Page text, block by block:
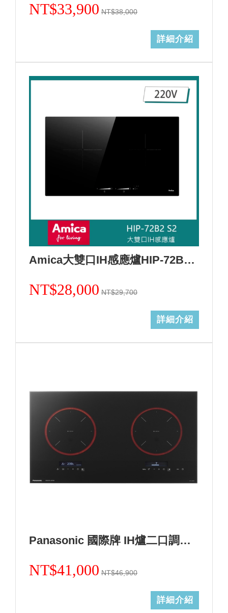
NT$33,900 NT$38,000
詳細介紹
Amica大雙口IH感應爐HIP-72B2 S2/不含安裝
NT$28,000 NT$29,700
詳細介紹
Panasonic 國際牌 IH爐二口調理爐黑色KY-A1W70-K (無安裝)
NT$41,000 NT$46,900
詳細介紹